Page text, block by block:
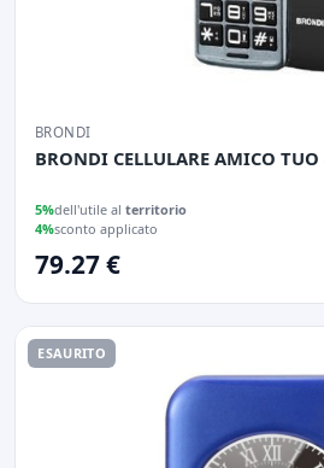
BRONDI
BRONDI CELLULARE AMICO
5%dell'utile al territorio
4%sconto applicato
79.27 €
ESAURITO